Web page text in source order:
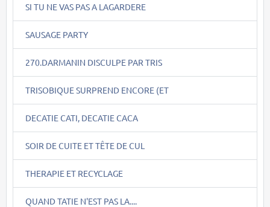
SI TU NE VAS PAS A LAGARDERE
SAUSAGE PARTY
270.DARMANIN DISCULPE PAR TRIS
TRISOBIQUE SURPREND ENCORE (ET
DECATIE CATI, DECATIE CACA
SOIR DE CUITE ET TÊTE DE CUL
THERAPIE ET RECYCLAGE
QUAND TATIE N'EST PAS LA....